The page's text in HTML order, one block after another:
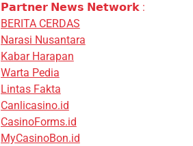
𝗣𝗮𝗿𝘁𝗻𝗲𝗿 𝗡𝗲𝘄𝘀 𝗡𝗲𝘁𝘄𝗼𝗿𝗸 :
BERITA CERDAS
Narasi Nusantara
Kabar Harapan
Warta Pedia
Lintas Fakta
Canlicasino.id
CasinoForms.id
MyCasinoBon.id